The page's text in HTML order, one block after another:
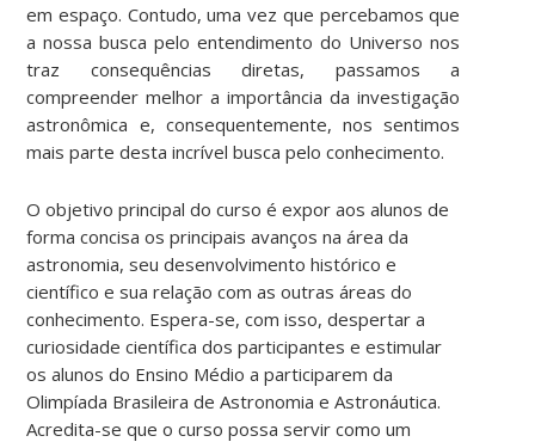
em espaço. Contudo, uma vez que percebamos que
a nossa busca pelo entendimento do Universo nos
traz consequências diretas, passamos a
compreender melhor a importância da investigação
astronômica e, consequentemente, nos sentimos
mais parte desta incrível busca pelo conhecimento.
O objetivo principal do curso é expor aos alunos de
forma concisa os principais avanços na área da
astronomia, seu desenvolvimento histórico e
científico e sua relação com as outras áreas do
conhecimento. Espera-se, com isso, despertar a
curiosidade científica dos participantes e estimular
os alunos do Ensino Médio a participarem da
Olimpíada Brasileira de Astronomia e Astronáutica.
Acredita-se que o curso possa servir como um